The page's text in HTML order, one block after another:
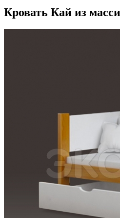
Кровать Кай из